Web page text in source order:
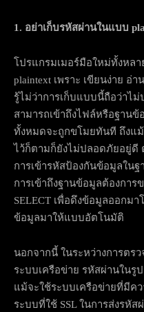
1. อย่าเก็บรหัสผ่านในแบบ
โปรแกรมเมอร์มือใหม่ทั้งหล
plaintext เพราะ เขียนง่าย อ่
รู้ไม่ว่าการเก็บแบบนี้ถือว่าไ
สามารถเข้าถึงไฟล์หรือฐาน
ทั้งหมดจะถูกขโมยทันที ถึงแ
ไว้ก็ตามก็ยังไม่ปลอดภัยอยู่ดี
การเข้ารหัสป้องกันข้อมูลใน
การเข้าถึงฐานข้อมูลต้องกา
SELECT เพื่อดึงข้อมูลออกมา
ข้อมูลมาให้แบบอัตโนมัติ
นอกจากนี้ ในระหว่างการตร
ระบบเครือข่าย รหัสผ่านในรู
แม้จะใช้ระบบเครือข่ายที่มีค
ระบบที่ใช้ SSL ในการส่งรหั